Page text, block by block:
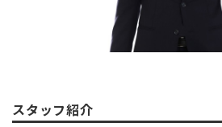
スタッフ紹介